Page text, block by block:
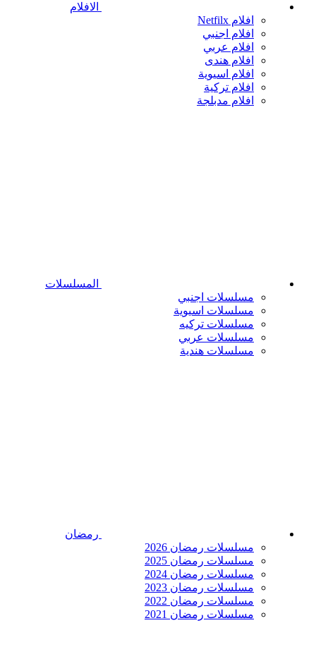
الافلام
افلام Netfilx
افلام اجنبي
افلام عربي
افلام هندى
افلام اسيوية
افلام تركية
افلام مدبلجة
المسلسلات
مسلسلات اجنبي
مسلسلات اسيوية
مسلسلات تركيه
مسلسلات عربي
مسلسلات هندية
رمضان
مسلسلات رمضان 2026
مسلسلات رمضان 2025
مسلسلات رمضان 2024
مسلسلات رمضان 2023
مسلسلات رمضان 2022
مسلسلات رمضان 2021